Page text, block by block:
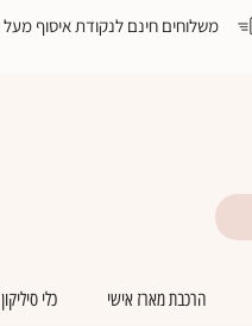
משלוחים חינם לנקודת איסוף מעל ₪199 | משלוחים מהיום להיום לבתי יולדות ואיזור המרכז | משלוחים עד הבית עד 3 ימי עסקים, חינם מעל
הרכבת מארז אישי כלי סיליקון